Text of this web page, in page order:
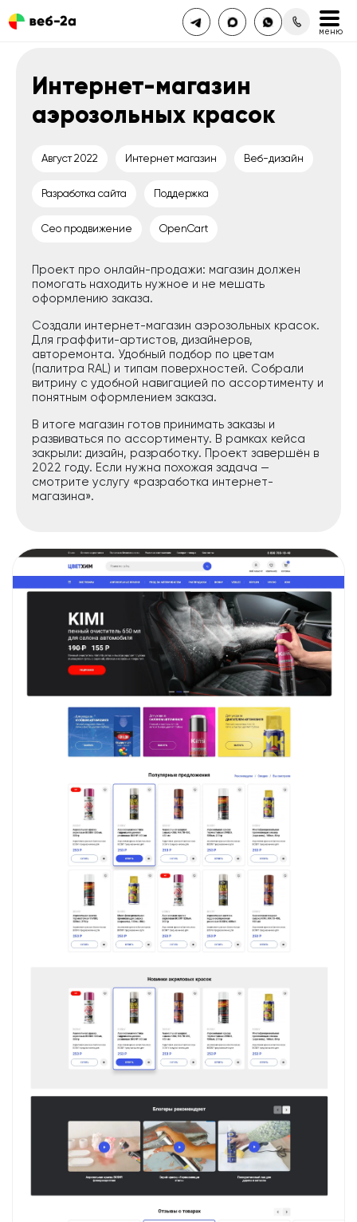
Интернет-магазин
аэрозольных красок
Август 2022 Интернет магазин Веб-дизайн
Разработка сайта Поддержка
Сео продвижение OpenCart
Проект про онлайн-продажи: магазин должен
помогать находить нужное и не мешать
оформлению заказа.
Создали интернет-магазин аэрозольных красок.
Для граффити-артистов, дизайнеров,
авторемонта. Удобный подбор по цветам
(палитра RAL) и типам поверхностей. Собрали
витрину с удобной навигацией по ассортименту и
понятным оформлением заказа.
В итоге магазин готов принимать заказы и
развиваться по ассортименту. В рамках кейса
закрыли: дизайн, разработку. Проект завершён в
2022 году. Если нужна похожая задача —
смотрите услугу «разработка интернет-
магазина».